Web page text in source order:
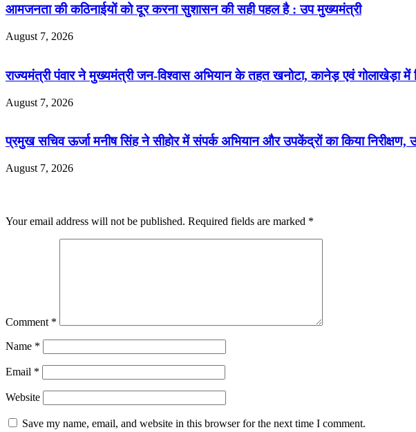
आमजनता की कठिनाईयों को दूर करना सुशासन की सही पहल है : उप मुख्यमंत्री
August 7, 2026
राज्यमंत्री पंवार ने मुख्यमंत्री जन-विश्वास अभियान के तहत खनोटा, कानेड़ एवं गोलाखेड़ा में
August 7, 2026
प्रमुख सचिव ऊर्जा मनीष सिंह ने सीहोर में संपर्क अभियान और उपकेंद्रों का किया
August 7, 2026
Your email address will not be published. Required fields are marked *
Comment *
Name *
Email *
Website
Save my name, email, and website in this browser for the next time I comment.